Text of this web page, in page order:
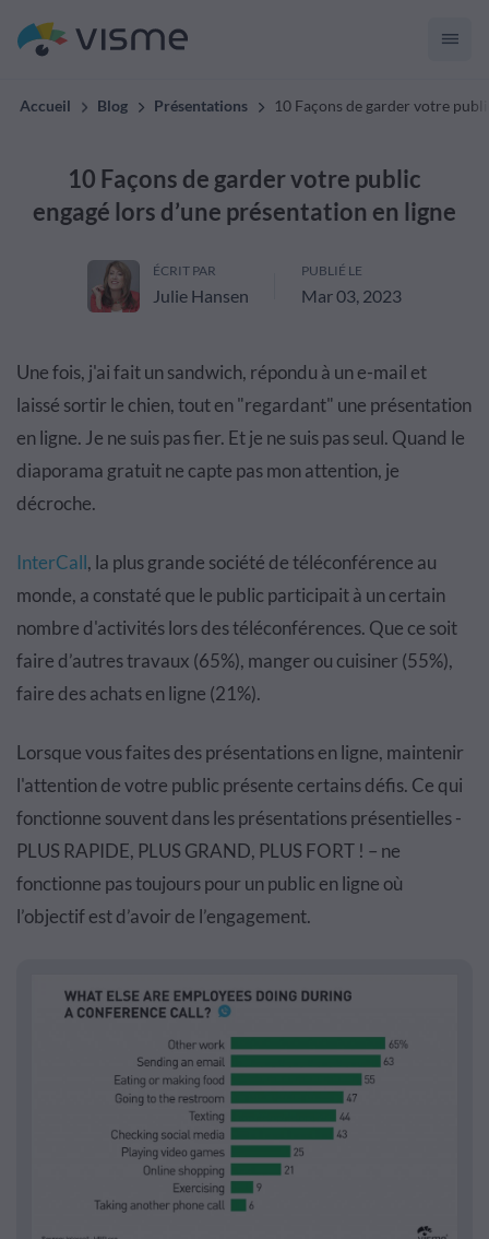
Accueil Blog Présentations 10 Façons de garder votre
10 Façons de garder votre public
engagé lors d’une présentation en ligne
ÉCRIT PAR
Julie Hansen
PUBLIÉ LE
Mar 03, 2023
Une fois, j'ai fait un sandwich, répondu à un e-mail et
laissé sortir le chien, tout en "regardant" une présentation
en ligne. Je ne suis pas fier. Et je ne suis pas seul. Quand le
diaporama gratuit ne capte pas mon attention, je
décroche.
InterCall, la plus grande société de téléconférence au
monde, a constaté que le public participait à un certain
nombre d'activités lors des téléconférences. Que ce soit
faire d’autres travaux (65%), manger ou cuisiner (55%),
faire des achats en ligne (21%).
Lorsque vous faites des présentations en ligne, maintenir
l'attention de votre public présente certains défis. Ce qui
fonctionne souvent dans les présentations présentielles -
PLUS RAPIDE, PLUS GRAND, PLUS FORT ! – ne
fonctionne pas toujours pour un public en ligne où
l’objectif est d’avoir de l’engagement.